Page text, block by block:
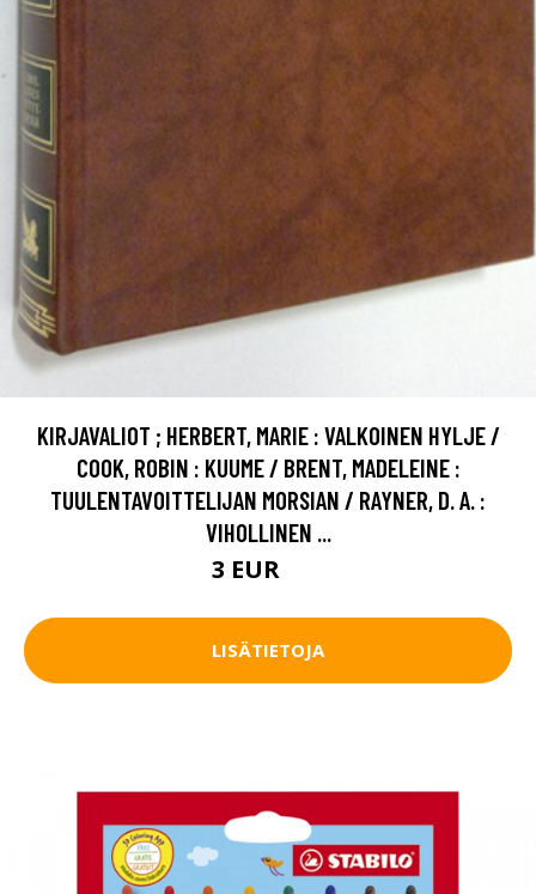
KIRJAVALIOT ; HERBERT, MARIE : VALKOINEN HYLJE /
COOK, ROBIN : KUUME / BRENT, MADELEINE :
TUULENTAVOITTELIJAN MORSIAN / RAYNER, D. A. :
VIHOLLINEN ...
3 EUR
LISÄTIETOJA